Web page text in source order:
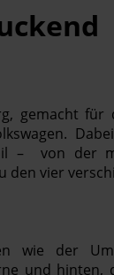
gemacht für
– von der
den vier
wie der
und hinten,